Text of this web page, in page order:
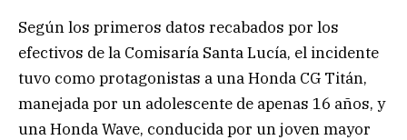
Según los primeros datos recabados por los
efectivos de la Comisaría Santa Lucía, el incidente
tuvo como protagonistas a una Honda CG Titán,
manejada por un adolescente de apenas 16 años, y
una Honda Wave, conducida por un joven mayor